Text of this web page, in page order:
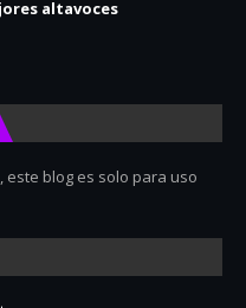
altavoces
este blog es solo para uso